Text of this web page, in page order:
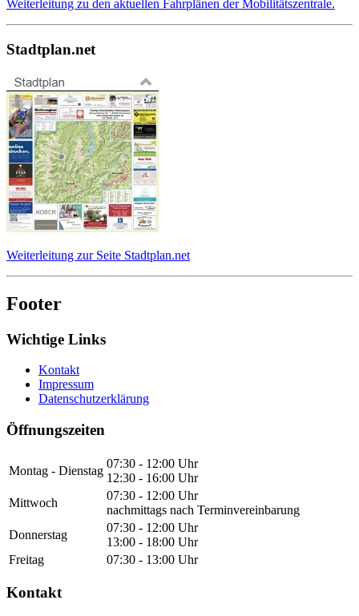
Weiterleitung zu den aktuellen Fahrplänen der Mobilitätszentrale.
Stadtplan.net
Weiterleitung zur Seite Stadtplan.net
Footer
Wichtige Links
Kontakt
Impressum
Datenschutzerklärung
Öffnungszeiten
Montag - Dienstag
07:30 - 12:00 Uhr
12:30 - 16:00 Uhr
Mittwoch
07:30 - 12:00 Uhr
nachmittags nach Terminvereinbarung
Donnerstag
07:30 - 12:00 Uhr
13:00 - 18:00 Uhr
Freitag
07:30 - 13:00 Uhr
Kontakt